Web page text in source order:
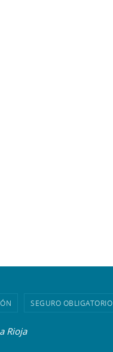
SEGURO OBLIGATORIO
Rioja